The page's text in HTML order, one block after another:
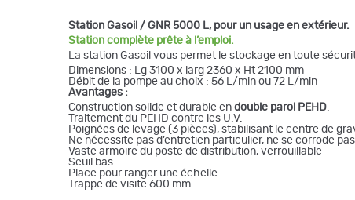
Station Gasoil / GNR 5000 L, pour un usage en extérieur.
Station complète prête à l’emploi.
La station Gasoil vous permet le stockage en toute
Dimensions : Lg 3100 x larg 2360 x Ht 2100 mm
Débit de la pompe au choix : 56 L/min ou 72 L/min
Avantages :
Construction solide et durable en double paroi PEHD.
Traitement du PEHD contre les U.V.
Poignées de levage (3 pièces), stabilisant le centre de
Ne nécessite pas d’entretien particulier, ne se corrode
Vaste armoire du poste de distribution, verrouillable
Seuil bas
Place pour ranger une échelle
Trappe de visite 600 mm